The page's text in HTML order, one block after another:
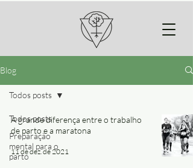
Blog
Todos posts
Preparação
mental para o
parto
Todos posts
A grande diferença entre o trabalho
de parto e a maratona
11 de dez. de 2021